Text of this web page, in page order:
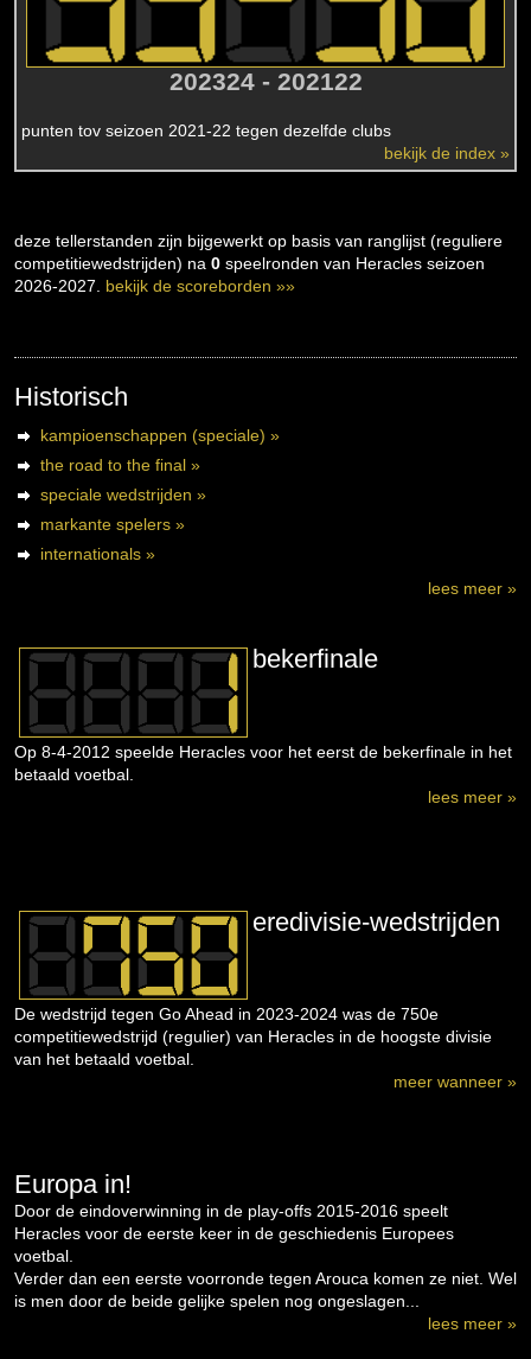
202324 - 202122
punten tov seizoen 2021-22 tegen dezelfde clubs
bekijk de index »
deze tellerstanden zijn bijgewerkt op basis van ranglijst (reguliere
competitiewedstrijden) na 0 speelronden van Heracles seizoen
2026-2027. bekijk de scoreborden »»
Historisch
kampioenschappen (speciale) »
the road to the final »
speciale wedstrijden »
markante spelers »
internationals »
lees meer »
bekerfinale
Op 8-4-2012 speelde Heracles voor het eerst de bekerfinale in het
betaald voetbal.
lees meer »
eredivisie-wedstrijden
De wedstrijd tegen Go Ahead in 2023-2024 was de 750e
competitiewedstrijd (regulier) van Heracles in de hoogste divisie
van het betaald voetbal.
meer wanneer »
Europa in!
Door de eindoverwinning in de play-offs 2015-2016 speelt
Heracles voor de eerste keer in de geschiedenis Europees
voetbal.
Verder dan een eerste voorronde tegen Arouca komen ze niet. Wel
is men door de beide gelijke spelen nog ongeslagen...
lees meer »